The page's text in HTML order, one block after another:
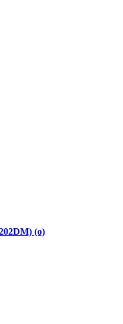
(о)